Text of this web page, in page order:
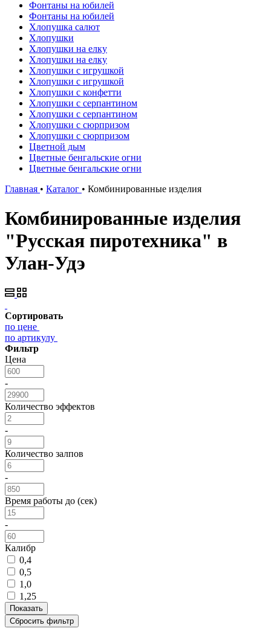
Фонтаны на юбилей
Фонтаны на юбилей
Хлопушка салют
Хлопушки
Хлопушки на елку
Хлопушки на елку
Хлопушки с игрушкой
Хлопушки с игрушкой
Хлопушки с конфетти
Хлопушки с серпантином
Хлопушки с серпантином
Хлопушки с сюрпризом
Хлопушки с сюрпризом
Цветной дым
Цветные бенгальские огни
Цветные бенгальские огни
Главная • Каталог • Комбинированные изделия
Комбинированные изделия
"Русская пиротехника" в
Улан-Удэ
Сортировать
по цене
по артикулу
Фильтр
Цена
-
Количество эффектов
-
Количество залпов
-
Время работы до (сек)
-
Калибр
0,4
0,5
1,0
1,25